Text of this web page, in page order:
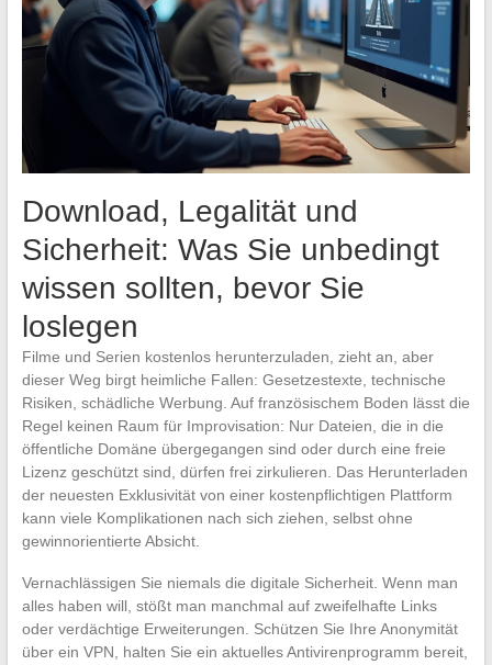
Download, Legalität und
Sicherheit: Was Sie unbedingt
wissen sollten, bevor Sie
loslegen
Filme und Serien kostenlos herunterzuladen, zieht an, aber
dieser Weg birgt heimliche Fallen: Gesetzestexte, technische
Risiken, schädliche Werbung. Auf französischem Boden lässt die
Regel keinen Raum für Improvisation: Nur Dateien, die in die
öffentliche Domäne übergegangen sind oder durch eine freie
Lizenz geschützt sind, dürfen frei zirkulieren. Das Herunterladen
der neuesten Exklusivität von einer kostenpflichtigen Plattform
kann viele Komplikationen nach sich ziehen, selbst ohne
gewinnorientierte Absicht.
Vernachlässigen Sie niemals die digitale Sicherheit. Wenn man
alles haben will, stößt man manchmal auf zweifelhafte Links
oder verdächtige Erweiterungen. Schützen Sie Ihre Anonymität
über ein VPN, halten Sie ein aktuelles Antivirenprogramm bereit,